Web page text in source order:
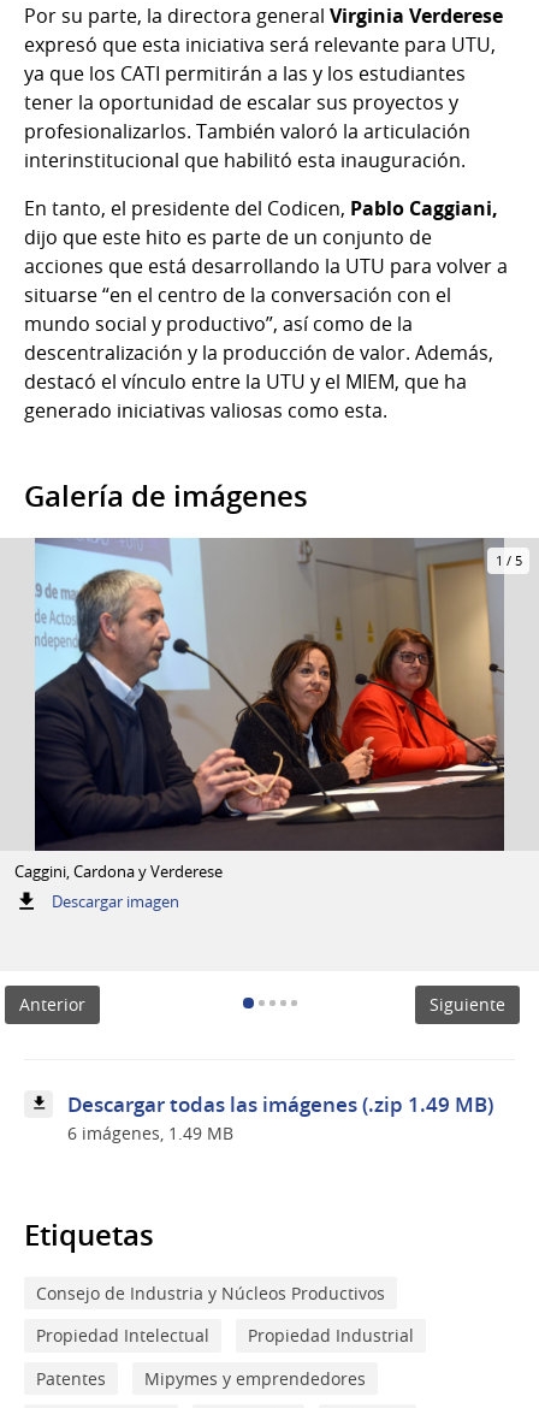
Por su parte, la directora general Virginia Verderese
expresó que esta iniciativa será relevante para UTU,
ya que los CATI permitirán a las y los estudiantes
tener la oportunidad de escalar sus proyectos y
profesionalizarlos. También valoró la articulación
interinstitucional que habilitó esta inauguración.
En tanto, el presidente del Codicen, Pablo Caggiani,
dijo que este hito es parte de un conjunto de
acciones que está desarrollando la UTU para volver a
situarse “en el centro de la conversación con el
mundo social y productivo”, así como de la
descentralización y la producción de valor. Además,
destacó el vínculo entre la UTU y el MIEM, que ha
generado iniciativas valiosas como esta.
Galería de imágenes
1 / 5
Caggini, Cardona y Verderese
Descargar imagen:
Anterior
Siguiente
Descargar todas las imágenes (.zip 1.49 MB)
6 imágenes, 1.49 MB
Etiquetas
Consejo de Industria y Núcleos Productivos
Propiedad Intelectual
Propiedad Industrial
Patentes
Mipymes y emprendedores